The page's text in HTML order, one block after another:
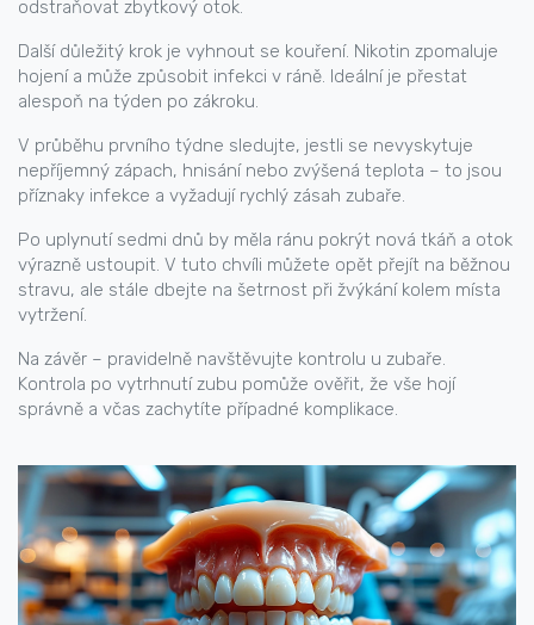
odstraňovat zbytkový otok.
Další důležitý krok je vyhnout se kouření. Nikotin zpomaluje
hojení a může způsobit infekci v ráně. Ideální je přestat
alespoň na týden po zákroku.
V průběhu prvního týdne sledujte, jestli se nevyskytuje
nepříjemný zápach, hnisání nebo zvýšená teplota – to jsou
příznaky infekce a vyžadují rychlý zásah zubaře.
Po uplynutí sedmi dnů by měla ránu pokrýt nová tkáň a otok
výrazně ustoupit. V tuto chvíli můžete opět přejít na běžnou
stravu, ale stále dbejte na šetrnost při žvýkání kolem místa
vytržení.
Na závěr – pravidelně navštěvujte kontrolu u zubaře.
Kontrola po vytrhnutí zubu pomůže ověřit, že vše hojí
správně a včas zachytíte případné komplikace.